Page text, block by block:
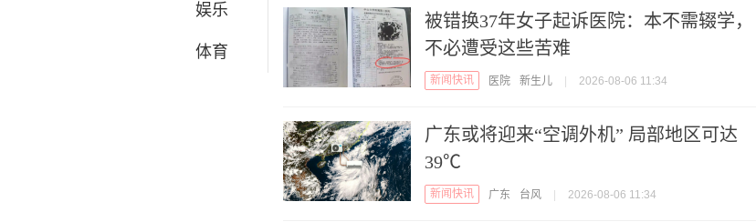
娱乐
体育
被错换37年女子起诉医院：本不需辍学，
不必遭受这些苦难
新闻快讯 医院 新生儿 2026-08-06 11:34
广东或将迎来“空调外机” 局部地区可达
39℃
新闻快讯 广东 台风 2026-08-06 11:34